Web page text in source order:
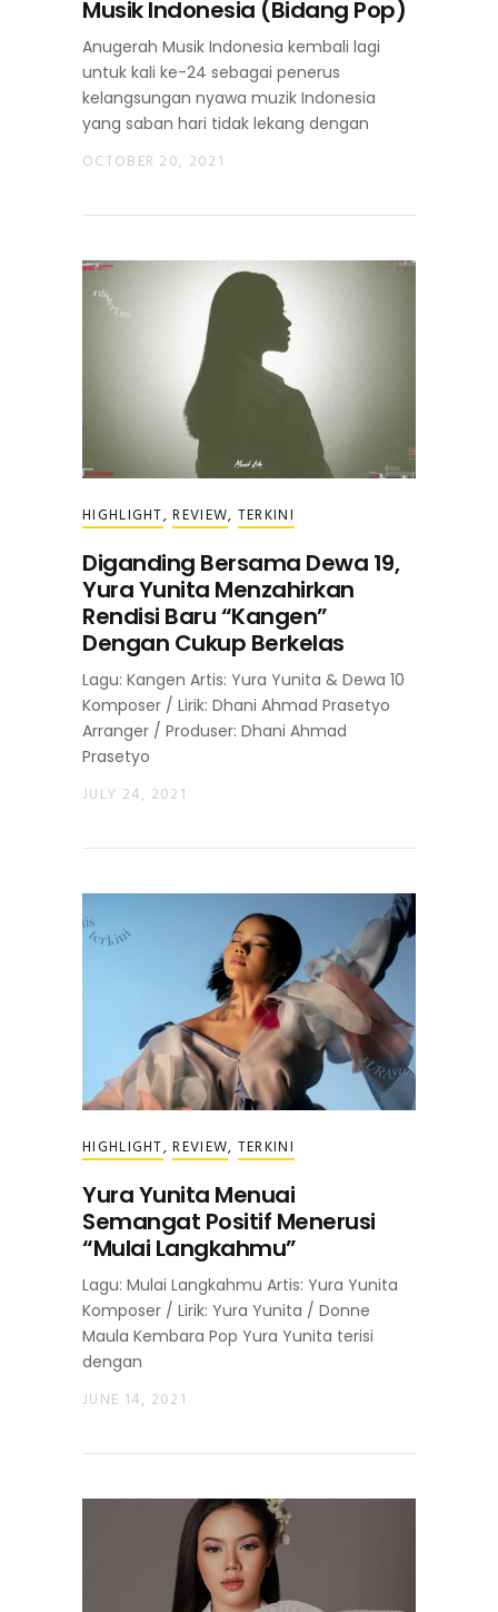
Musik Indonesia (Bidang Pop)
Anugerah Musik Indonesia kembali lagi
untuk kali ke-24 sebagai penerus
kelangsungan nyawa muzik Indonesia
yang saban hari tidak lekang dengan
OCTOBER 20, 2021
HIGHLIGHT,REVIEW, TERKINI
Diganding Bersama Dewa 19,
Yura Yunita Menzahirkan
Rendisi Baru “Kangen”
Dengan Cukup Berkelas
Lagu: Kangen Artis: Yura Yunita & Dewa 10
Komposer / Lirik: Dhani Ahmad Prasetyo
Arranger / Produser: Dhani Ahmad
Prasetyo
JULY 24, 2021
HIGHLIGHT,REVIEW, TERKINI
Yura Yunita Menuai
Semangat Positif Menerusi
“Mulai Langkahmu”
Lagu: Mulai Langkahmu Artis: Yura Yunita
Komposer / Lirik: Yura Yunita / Donne
Maula Kembara Pop Yura Yunita terisi
dengan
JUNE 14, 2021